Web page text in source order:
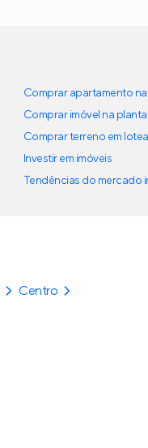
Comprar apartamento
Comprar imóvel na planta
Comprar terreno em
Investir em imóveis
Tendências do mercado
Centro